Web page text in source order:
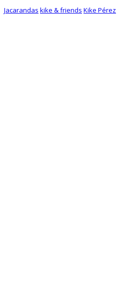
Jacarandas kike & friends Kike Pérez